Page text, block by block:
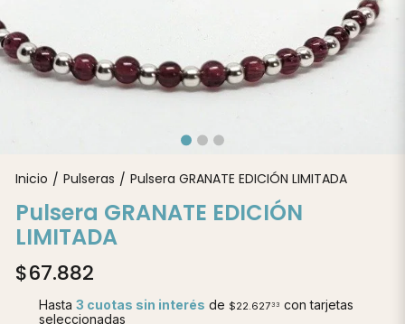
Inicio / Pulseras / Pulsera GRANATE EDICIÓN LIMITADA
Pulsera GRANATE EDICIÓN
LIMITADA
$67.882
Hasta 3 cuotas sin interés de $22.62733 con tarjetas
seleccionadas